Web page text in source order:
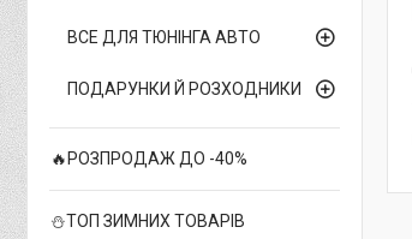
ВСЕ ДЛЯ ТЮНІНГА АВТО
ПОДАРУНКИ Й РОЗХОДНИКИ
🔥РОЗПРОДАЖ ДО -40%
⛄ТОП ЗИМНИХ ТОВАРІВ